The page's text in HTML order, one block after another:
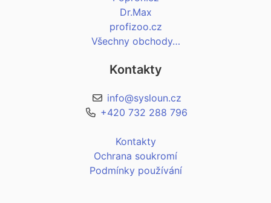
Dr.Max
profizoo.cz
Všechny obchody…
Kontakty
info@sysloun.cz
+420 732 288 796
Kontakty
Ochrana soukromí
Podmínky používání